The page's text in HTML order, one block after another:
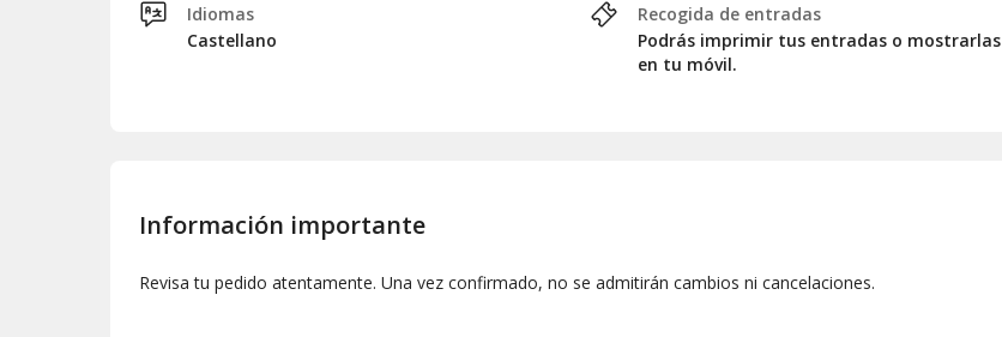
Idiomas
Castellano
Recogida de entradas
Podrás imprimir tus entradas o mostrarlas
en tu móvil.
Información importante
Revisa tu pedido atentamente. Una vez confirmado, no se admitirán cambios ni cancelaciones.